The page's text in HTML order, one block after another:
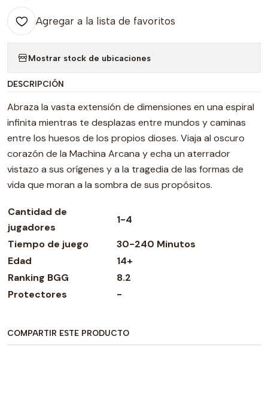
Agregar a la lista de favoritos
Mostrar stock de ubicaciones
DESCRIPCIÓN
Abraza la vasta extensión de dimensiones en una espiral
infinita mientras te desplazas entre mundos y caminas
entre los huesos de los propios dioses. Viaja al oscuro
corazón de la Machina Arcana y echa un aterrador
vistazo a sus orígenes y a la tragedia de las formas de
vida que moran a la sombra de sus propósitos.
Cantidad de
jugadores
1-4
Tiempo de juego
30-240 Minutos
Edad
14+
Ranking BGG
8.2
Protectores
-
COMPARTIR ESTE PRODUCTO